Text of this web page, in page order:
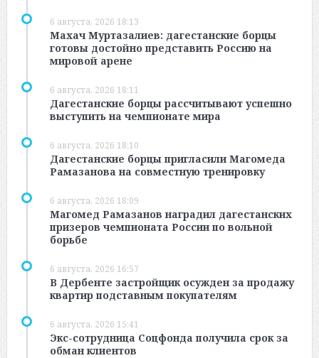
6 августа, 2026 18:13
Махач Муртазалиев: дагестанские борцы
готовы достойно представить Россию на
мировой арене
6 августа, 2026 18:11
Дагестанские борцы рассчитывают успешно
выступить на чемпионате мира
6 августа, 2026 18:10
Дагестанские борцы пригласили Магомеда
Рамазанова на совместную тренировку
6 августа, 2026 18:09
Магомед Рамазанов наградил дагестанских
призеров чемпионата России по вольной
борьбе
6 августа, 2026 16:57
В Дербенте застройщик осужден за продажу
квартир подставным покупателям
6 августа, 2026 15:41
Экс-сотрудница Соцфонда получила срок за
обман клиентов